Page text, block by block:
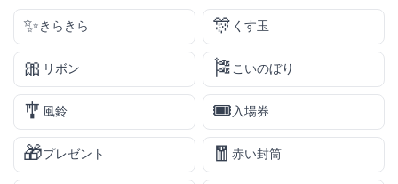
✨きらきら 🎊 くす玉
🎀 リボン 🎏こいのぼり
🎐 風鈴 🎟️入場券
🎁プレゼント 🧧 赤い封筒